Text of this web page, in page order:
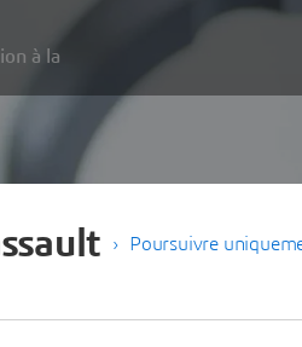
à la
Make
Poursuivre